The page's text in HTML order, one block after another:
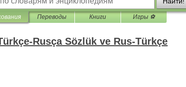
Переводы Книги Игры ⚽
Rusça Sözlük ve Rus-Türkçe